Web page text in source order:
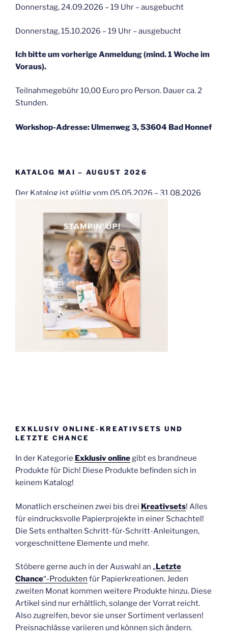
Donnerstag, 24.09.2026 – 19 Uhr – ausgebucht
Donnerstag, 15.10.2026 – 19 Uhr – ausgebucht
Ich bitte um vorherige Anmeldung (mind. 1 Woche im
Voraus).
Teilnahmegebühr 10,00 Euro pro Person. Dauer ca. 2
Stunden.
Workshop-Adresse: Ulmenweg 3, 53604 Bad Honnef
KATALOG MAI – AUGUST 2026
Der Katalog ist gültig vom 05.05.2026 – 31.08.2026
EXKLUSIV ONLINE-KREATIVSETS UND
LETZTE CHANCE
In der Kategorie Exklusiv onlinegibt es brandneue
Produkte für Dich! Diese Produkte befinden sich in
keinem Katalog!
Monatlich erscheinen zwei bis drei Kreativsets! Alles
für eindrucksvolle Papierprojekte in einer Schachtel!
Die Sets enthalten Schritt-für-Schritt-Anleitungen,
vorgeschnittene Elemente und mehr.
Stöbere gerne auch in der Auswahl an „ Letzte
Chance“-Produkten für Papierkreationen. Jeden
zweiten Monat kommen weitere Produkte hinzu. Diese
Artikel sind nur erhältlich, solange der Vorrat reicht.
Also zugreifen, bevor sie unser Sortiment verlassen!
Preisnachlässe variieren und können sich ändern.